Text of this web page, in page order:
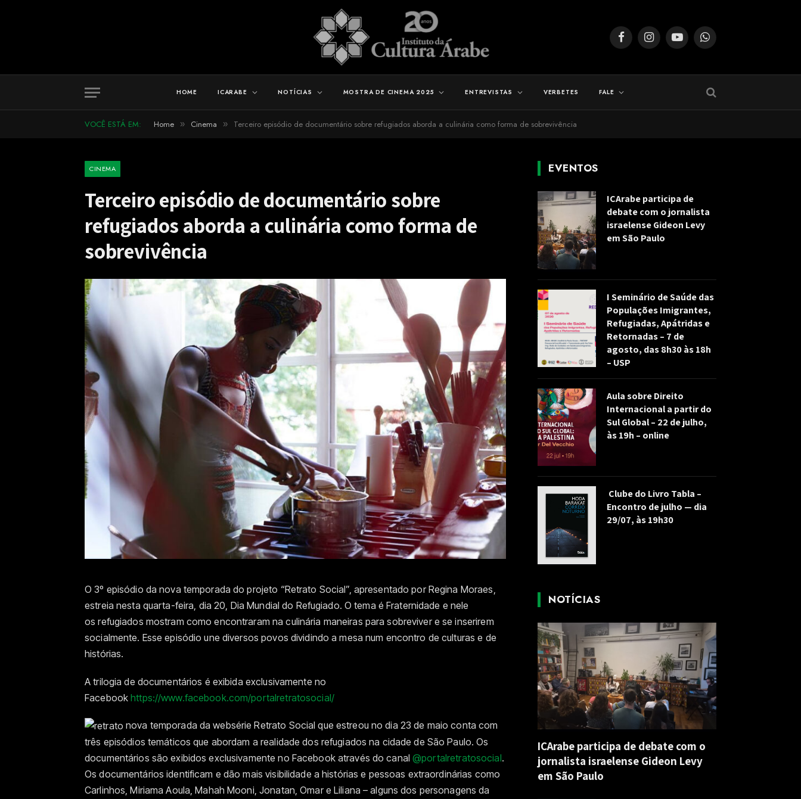
FacebookInstagramYouTubeWhatsApp
HOME ICARABE NOTÍCIAS MOSTRA DE CINEMA 2025 ENTREVISTAS VERBETES FALE
VOCÊ ESTÁ EM: Home » Cinema » Terceiro episódio de documentário sobre refugiados aborda a culinária como forma de sobrevivência
CINEMA
Terceiro episódio de documentário sobre
refugiados aborda a culinária como forma de
sobrevivência
O 3º episódio da nova temporada do projeto “Retrato Social”, apresentado por Regina Moraes,
estreia nesta quarta-feira, dia 20, Dia Mundial do Refugiado. O tema é Fraternidade e nele
os refugiados mostram como encontraram na culinária maneiras para sobreviver e se inserirem
socialmente. Esse episódio une diversos povos dividindo a mesa num encontro de culturas e de
histórias.
A trilogia de documentários é exibida exclusivamente no
Facebookhttps://www.facebook.com/portalretratosocial/
nova temporada da websérie Retrato Social que estreou no dia 23 de maio conta com
três episódios temáticos que abordam a realidade dos refugiados na cidade de São Paulo. Os
documentários são exibidos exclusivamente no Facebook através do canal@portalretratosocial.
Os documentários identificam e dão mais visibilidade a histórias e pessoas extraordinárias como
Carlinhos, Miriama Aoula, Mahah Mooni, Jonatan, Omar e Liliana – alguns dos personagens da
EVENTOS
ICArabe participa de
debate com o jornalista
israelense Gideon Levy
em São Paulo
I Seminário de Saúde das
Populações Imigrantes,
Refugiadas, Apátridas e
Retornadas – 7 de
agosto, das 8h30 às 18h
– USP
Aula sobre Direito
Internacional a partir do
Sul Global – 22 de julho,
às 19h – online
Clube do Livro Tabla –
Encontro de julho — dia
29/07, às 19h30
NOTÍCIAS
ICArabe participa de debate com o
jornalista israelense Gideon Levy
em São Paulo